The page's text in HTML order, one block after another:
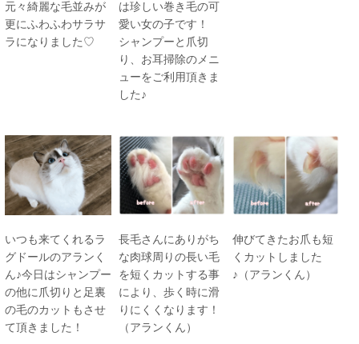
元々綺麗な毛並みが
更にふわふわサラサ
ラになりました♡
は珍しい巻き毛の可
愛い女の子です！
シャンプーと爪切
り、お耳掃除のメニ
ューをご利用頂きま
した♪
いつも来てくれるラ
グドールのアランく
ん♪今日はシャンプー
の他に爪切りと足裏
の毛のカットもさせ
て頂きました！
長毛さんにありがち
な肉球周りの長い毛
を短くカットする事
により、歩く時に滑
りにくくなります！
（アランくん）
伸びてきたお爪も短
くカットしました
♪（アランくん）